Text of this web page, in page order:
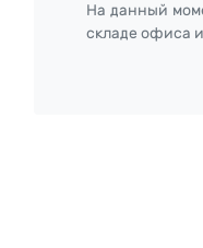
На данный
складе офиса